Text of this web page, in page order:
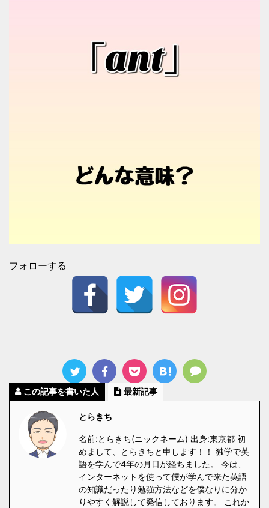
フォローする
この記事を書いた人 最新記事
とらきち
名前:とらきち(ニックネーム) 出身:東京都 初
めまして、とらきちと申します！！ 独学で英
語を学んで4年の月日が経ちました。 今は、
インターネットを使って僕が学んで来た英語
の知識だったり勉強方法などを僕なりに分か
りやすく解説して発信しております。 これか